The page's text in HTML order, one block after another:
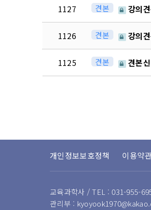
1127 견본 강의
1126 견본 강의
1125 견본 견본
개인정보보호정책 이용약관
교육과학사 / TEL : 031-955-
관리부 :